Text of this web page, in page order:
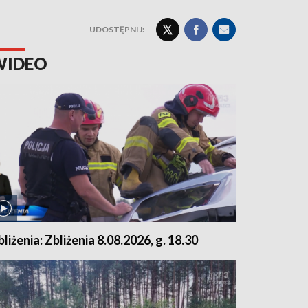
UDOSTĘPNIJ:
Zbliżenia 8.08.2026, g. 18.30